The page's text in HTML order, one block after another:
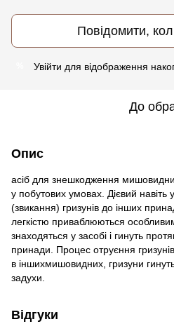
Повідомити,
Увійти для відображення
До
Опис
асіб для знешкодження
у побутових умовах. Дієвий навіть
(звикання) гризунів до інших
легкістю приваблюються
знаходяться у засобі і гинуть
принади. Процес отруєння
в іншихмишовидних, гризуни
задухи.
Відгуки